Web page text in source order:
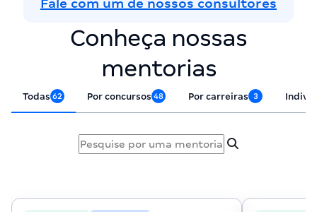
Conheça nossas
mentorias
Todas 62 Por concursos 48 Por carreiras 3